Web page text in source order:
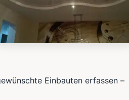
Einbauten erfassen –